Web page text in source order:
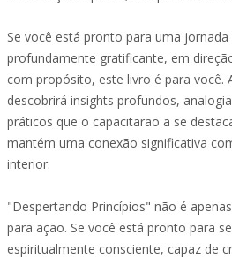
Se você está pronto para uma
profundamente gratificante, em
com propósito, este livro é para você.
descobrirá insights profundos,
práticos que o capacitarão a se
mantém uma conexão significativa
interior.
"Despertando Princípios" não é
para ação. Se você está pronto para
espiritualmente consciente, capaz de